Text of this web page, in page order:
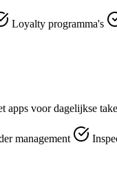
Loyalty programma's
apps voor dagelijkse
management